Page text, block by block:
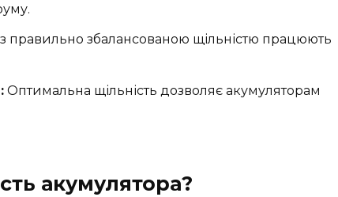
правильно збалансованою щільністю працюють
Оптимальна щільність дозволяє акумуляторам
акумулятора?